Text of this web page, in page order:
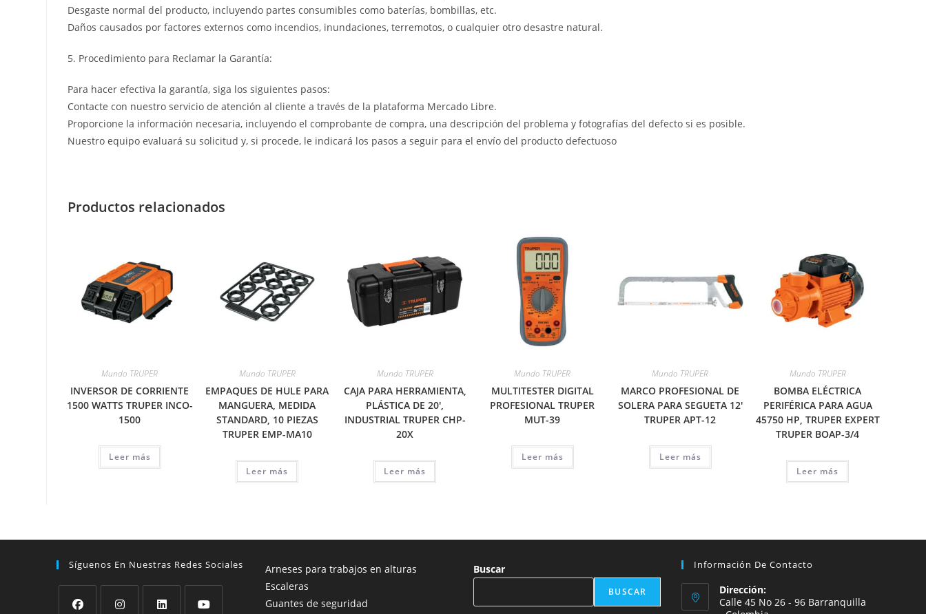
Desgaste normal del producto, incluyendo partes consumibles como baterías, bombillas, etc.
Daños causados por factores externos como incendios, inundaciones, terremotos, o cualquier otro desastre natural.
5. Procedimiento para Reclamar la Garantía:
Para hacer efectiva la garantía, siga los siguientes pasos:
Contacte con nuestro servicio de atención al cliente a través de la plataforma Mercado Libre.
Proporcione la información necesaria, incluyendo el comprobante de compra, una descripción del problema y fotografías del defecto si es posible.
Nuestro equipo evaluará su solicitud y, si procede, le indicará los pasos a seguir para el envío del producto defectuoso
Productos relacionados
Mundo TRUPER
INVERSOR DE CORRIENTE
1500 WATTS TRUPER INCO-
1500
Leer más
Mundo TRUPER
EMPAQUES DE HULE PARA
MANGUERA, MEDIDA
STANDARD, 10 PIEZAS
TRUPER EMP-MA10
Leer más
Mundo TRUPER
CAJA PARA HERRAMIENTA,
PLÁSTICA DE 20′,
INDUSTRIAL TRUPER CHP-
20X
Leer más
Mundo TRUPER
MULTITESTER DIGITAL
PROFESIONAL TRUPER
MUT-39
Leer más
Mundo TRUPER
MARCO PROFESIONAL DE
SOLERA PARA SEGUETA 12′
TRUPER APT-12
Leer más
Mundo TRUPER
BOMBA ELÉCTRICA
PERIFÉRICA PARA AGUA
45750 HP, TRUPER EXPERT
TRUPER BOAP-3/4
Leer más
Síguenos En Nuestras Redes Sociales
Arneses para trabajos en alturas
Escaleras
Guantes de seguridad
Buscar
BUSCAR
Información De Contacto
Dirección:
Calle 45 No 26 - 96 Barranquilla